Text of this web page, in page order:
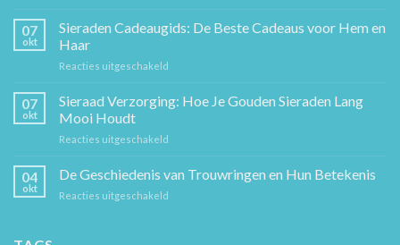
Gouden
Sierkunst
07
okt
Sieraden Cadeaugids: De Beste Cadeaus voor Hem en
Haar
Reacties uitgeschakeld
Cadeaugids:
De
Hem
07
okt
Sieraad Verzorging: Hoe Je Gouden Sieraden Lang
Mooi Houdt
Reacties uitgeschakeld
Verzorging:
04
okt
De Geschiedenis van Trouwringen en Hun Betekenis
Reacties uitgeschakeld